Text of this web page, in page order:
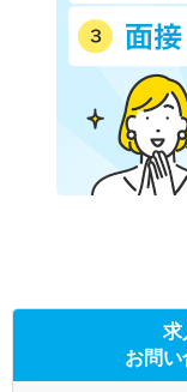
求
お問